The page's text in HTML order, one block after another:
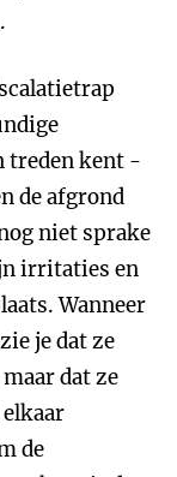
treden kent -
de afgrond
niet sprake
irritaties en
Wanneer
je dat ze
dat ze
de